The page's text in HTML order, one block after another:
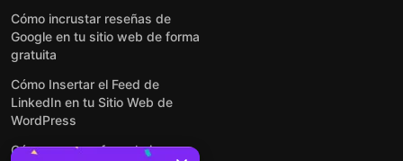
Cómo incrustar reseñas de
Google en tu sitio web de forma
gratuita
Cómo Insertar el Feed de
LinkedIn en tu Sitio Web de
WordPress
Cómo crear un formulario para